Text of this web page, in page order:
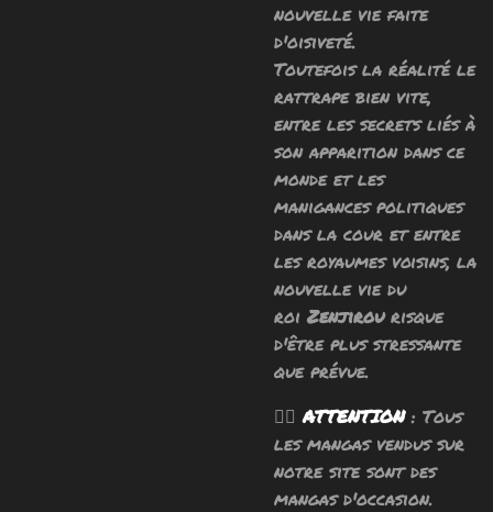
nouvelle vie faite
d'oisiveté.
Toutefois la réalité le
rattrape bien vite,
entre les secrets liés à
son apparition dans ce
monde et les
manigances politiques
dans la cour et entre
les royaumes voisins, la
nouvelle vie du
roi Zenjirourisque
d'être plus stressante
que prévue.
🧙‍♂️ATTENTION : Tous
les mangas vendus sur
notre site sont des
mangas d'occasion.